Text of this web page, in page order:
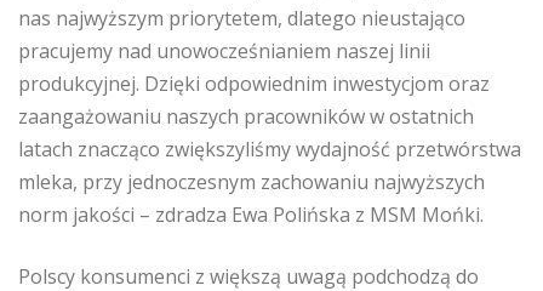
nas najwyższym priorytetem, dlatego nieustająco
pracujemy nad unowocześnianiem naszej linii
produkcyjnej. Dzięki odpowiednim inwestycjom oraz
zaangażowaniu naszych pracowników w ostatnich
latach znacząco zwiększyliśmy wydajność przetwórstwa
mleka, przy jednoczesnym zachowaniu najwyższych
norm jakości – zdradza Ewa Polińska z MSM Mońki.
Polscy konsumenci z większą uwagą podchodzą do